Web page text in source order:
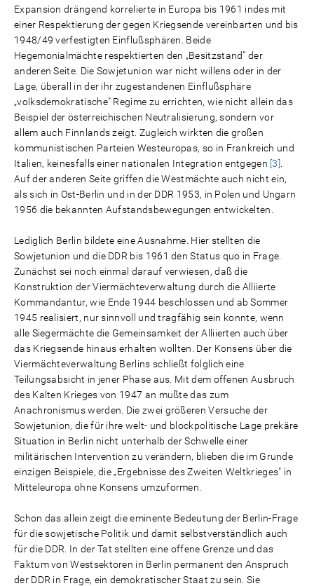
Expansion drängend korrelierte in Europa bis 1961 indes mit
einer Respektierung der gegen Kriegsende vereinbarten und bis
1948/49 verfestigten Einflußsphären. Beide
Hegemonialmächte respektierten den „Besitzstand" der
anderen Seite. Die Sowjetunion war nicht willens oder in der
Lage, überall in der ihr zugestandenen Einflußsphäre
„volksdemokratische" Regime zu errichten, wie nicht allein das
Beispiel der österreichischen Neutralisierung, sondern vor
allem auch Finnlands zeigt. Zugleich wirkten die großen
kommunistischen Parteien Westeuropas, so in Frankreich und
Italien, keinesfalls einer nationalen Integration entgegen [3]
Auf der anderen Seite griffen die Westmächte auch nicht ein,
als sich in Ost-Berlin und in der DDR 1953, in Polen und Ungarn
1956 die bekannten Aufstandsbewegungen entwickelten.
Lediglich Berlin bildete eine Ausnahme. Hier stellten die
Sowjetunion und die DDR bis 1961 den Status quo in Frage.
Zunächst sei noch einmal darauf verwiesen, daß die
Konstruktion der Viermächteverwaltung durch die Alliierte
Kommandantur, wie Ende 1944 beschlossen und ab Sommer
1945 realisiert, nur sinnvoll und tragfähig sein konnte, wenn
alle Siegermächte die Gemeinsamkeit der Alliierten auch über
das Kriegsende hinaus erhalten wollten. Der Konsens über die
Viermächteverwaltung Berlins schließt folglich eine
Teilungsabsicht in jener Phase aus. Mit dem offenen Ausbruch
des Kalten Krieges von 1947 an mußte das zum
Anachronismus werden. Die zwei größeren Versuche der
Sowjetunion, die für ihre welt- und blockpolitische Lage prekäre
Situation in Berlin nicht unterhalb der Schwelle einer
militärischen Intervention zu verändern, blieben die im Grunde
einzigen Beispiele, die „Ergebnisse des Zweiten Weltkrieges" in
Mitteleuropa ohne Konsens umzuformen.
Schon das allein zeigt die eminente Bedeutung der Berlin-Frage
für die sowjetische Politik und damit selbstverständlich auch
für die DDR. In der Tat stellten eine offene Grenze und das
Faktum von Westsektoren in Berlin permanent den Anspruch
der DDR in Frage, ein demokratischer Staat zu sein. Sie